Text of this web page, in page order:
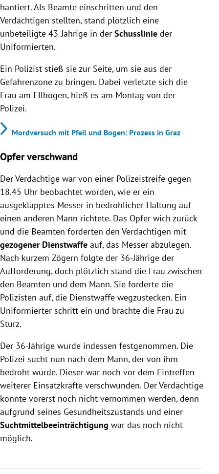
hantiert. Als Beamte einschritten und den
Verdächtigen stellten, stand plötzlich eine
unbeteiligte 43-Jährige in der Schusslinie der
Uniformierten.
Ein Polizist stieß sie zur Seite, um sie aus der
Gefahrenzone zu bringen. Dabei verletzte sich die
Frau am Ellbogen, hieß es am Montag von der
Polizei.
Mordversuch mit Pfeil und Bogen: Prozess in Graz
Opfer verschwand
Der Verdächtige war von einer Polizeistreife gegen
18.45 Uhr beobachtet worden, wie er ein
ausgeklapptes Messer in bedrohlicher Haltung auf
einen anderen Mann richtete. Das Opfer wich zurück
und die Beamten forderten den Verdächtigen mit
gezogener Dienstwaffe auf, das Messer abzulegen.
Nach kurzem Zögern folgte der 36-Jährige der
Aufforderung, doch plötzlich stand die Frau zwischen
den Beamten und dem Mann. Sie forderte die
Polizisten auf, die Dienstwaffe wegzustecken. Ein
Uniformierter schritt ein und brachte die Frau zu
Sturz.
Der 36-Jährige wurde indessen festgenommen. Die
Polizei sucht nun nach dem Mann, der von ihm
bedroht wurde. Dieser war noch vor dem Eintreffen
weiterer Einsatzkräfte verschwunden. Der Verdächtige
konnte vorerst noch nicht vernommen werden, denn
aufgrund seines Gesundheitszustands und einer
Suchtmittelbeeinträchtigung war das noch nicht
möglich.